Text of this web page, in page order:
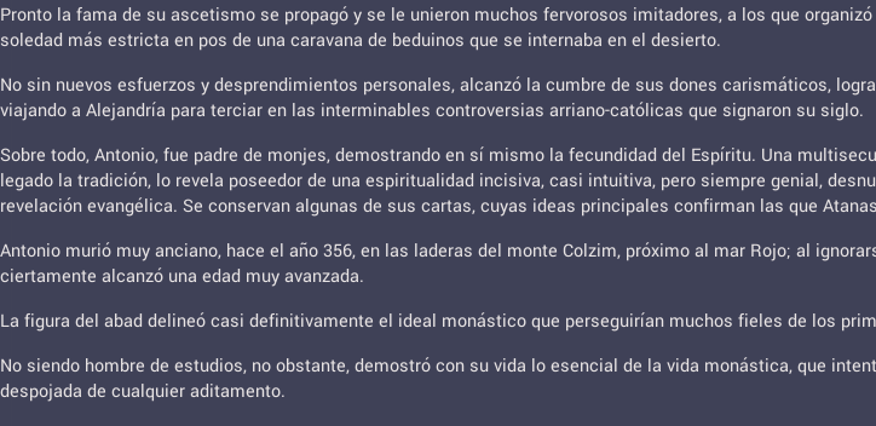
Pronto la fama de su ascetismo se propagó y se le unieron muchos fervorosos imitadores, a los que
soledad más estricta en pos de una caravana de beduinos que se internaba en el desierto.
No sin nuevos esfuerzos y desprendimientos personales, alcanzó la cumbre de sus dones carismáticos,
viajando a Alejandría para terciar en las interminables controversias arriano-católicas que signaron su siglo.
Sobre todo, Antonio, fue padre de monjes, demostrando en sí mismo la fecundidad del Espíritu. Una
legado la tradición, lo revela poseedor de una espiritualidad incisiva, casi intuitiva, pero siempre genial,
revelación evangélica. Se conservan algunas de sus cartas, cuyas ideas principales confirman las que
Antonio murió muy anciano, hace el año 356, en las laderas del monte Colzim, próximo al mar Rojo; al
ciertamente alcanzó una edad muy avanzada.
La figura del abad delineó casi definitivamente el ideal monástico que perseguirían muchos fieles de los
No siendo hombre de estudios, no obstante, demostró con su vida lo esencial de la vida monástica, que
despojada de cualquier aditamento.